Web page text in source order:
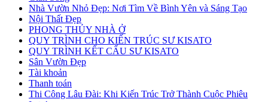
Nhà Vườn Nhỏ Đẹp: Nơi Tìm Về Bình Yên và Sáng Tạo
Nội Thất Đẹp
PHONG THỦY NHÀ Ở
QUY TRÌNH CHO KIẾN TRÚC SƯ KISATO
QUY TRÌNH KẾT CẤU SƯ KISATO
Sân Vườn Đẹp
Tài khoản
Thanh toán
Thi Công Lâu Đài: Khi Kiến Trúc Trở Thành Cuộc Phiêu